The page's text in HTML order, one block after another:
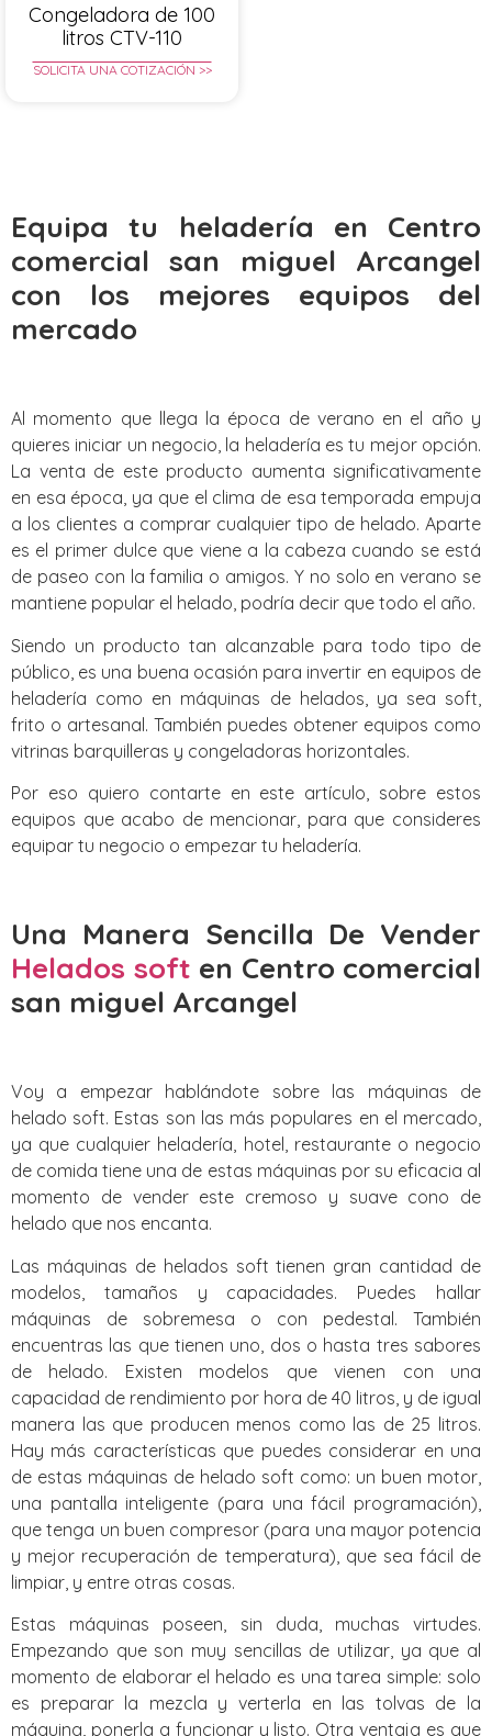
Congeladora de 100
litros CTV-110
SOLICITA UNA COTIZACIÓN >>
Equipa tu heladería en Centro
comercial san miguel Arcangel
con los mejores equipos del
mercado
Al momento que llega la época de verano en el año y
quieres iniciar un negocio, la heladería es tu mejor opción.
La venta de este producto aumenta significativamente
en esa época, ya que el clima de esa temporada empuja
a los clientes a comprar cualquier tipo de helado. Aparte
es el primer dulce que viene a la cabeza cuando se está
de paseo con la familia o amigos. Y no solo en verano se
mantiene popular el helado, podría decir que todo el año.
Siendo un producto tan alcanzable para todo tipo de
público, es una buena ocasión para invertir en equipos de
heladería como en máquinas de helados, ya sea soft,
frito o artesanal. También puedes obtener equipos como
vitrinas barquilleras y congeladoras horizontales.
Por eso quiero contarte en este artículo, sobre estos
equipos que acabo de mencionar, para que consideres
equipar tu negocio o empezar tu heladería.
Una Manera Sencilla De Vender
Helados soft en Centro comercial
san miguel Arcangel
Voy a empezar hablándote sobre las máquinas de
helado soft. Estas son las más populares en el mercado,
ya que cualquier heladería, hotel, restaurante o negocio
de comida tiene una de estas máquinas por su eficacia al
momento de vender este cremoso y suave cono de
helado que nos encanta.
Las máquinas de helados soft tienen gran cantidad de
modelos, tamaños y capacidades. Puedes hallar
máquinas de sobremesa o con pedestal. También
encuentras las que tienen uno, dos o hasta tres sabores
de helado. Existen modelos que vienen con una
capacidad de rendimiento por hora de 40 litros, y de igual
manera las que producen menos como las de 25 litros.
Hay más características que puedes considerar en una
de estas máquinas de helado soft como: un buen motor,
una pantalla inteligente (para una fácil programación),
que tenga un buen compresor (para una mayor potencia
y mejor recuperación de temperatura), que sea fácil de
limpiar, y entre otras cosas.
Estas máquinas poseen, sin duda, muchas virtudes.
Empezando que son muy sencillas de utilizar, ya que al
momento de elaborar el helado es una tarea simple: solo
es preparar la mezcla y verterla en las tolvas de la
máquina, ponerla a funcionar y listo. Otra ventaja es que